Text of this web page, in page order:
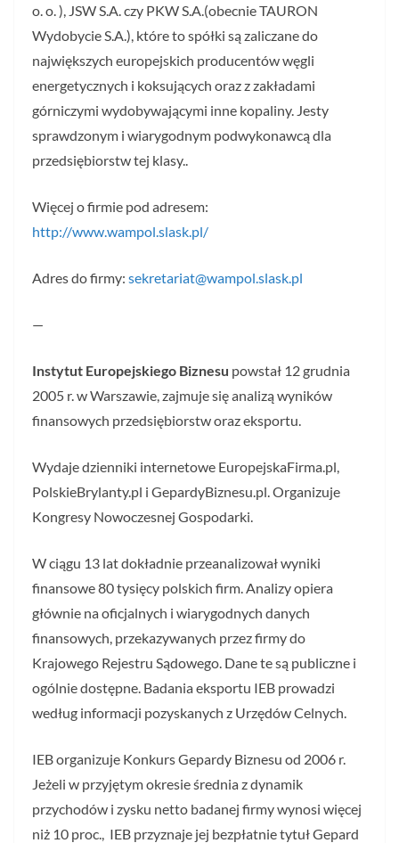
o. o. ), JSW S.A. czy PKW S.A.(obecnie TAURON
Wydobycie S.A.), które to spółki są zaliczane do
największych europejskich producentów węgli
energetycznych i koksujących oraz z zakładami
górniczymi wydobywającymi inne kopaliny. Jesty
sprawdzonym i wiarygodnym podwykonawcą dla
przedsiębiorstw tej klasy..
Więcej o firmie pod adresem:
http://www.wampol.slask.pl/
Adres do firmy: sekretariat@wampol.slask.pl
—
Instytut Europejskiego Biznesu powstał 12 grudnia
2005 r. w Warszawie, zajmuje się analizą wyników
finansowych przedsiębiorstw oraz eksportu.
Wydaje dzienniki internetowe EuropejskaFirma.pl,
PolskieBrylanty.pl i GepardyBiznesu.pl. Organizuje
Kongresy Nowoczesnej Gospodarki.
W ciągu 13 lat dokładnie przeanalizował wyniki
finansowe 80 tysięcy polskich firm. Analizy opiera
głównie na oficjalnych i wiarygodnych danych
finansowych, przekazywanych przez firmy do
Krajowego Rejestru Sądowego. Dane te są publiczne i
ogólnie dostępne. Badania eksportu IEB prowadzi
według informacji pozyskanych z Urzędów Celnych.
IEB organizuje Konkurs Gepardy Biznesu od 2006 r.
Jeżeli w przyjętym okresie średnia z dynamik
przychodów i zysku netto badanej firmy wynosi więcej
niż 10 proc., IEB przyznaje jej bezpłatnie tytuł Gepard